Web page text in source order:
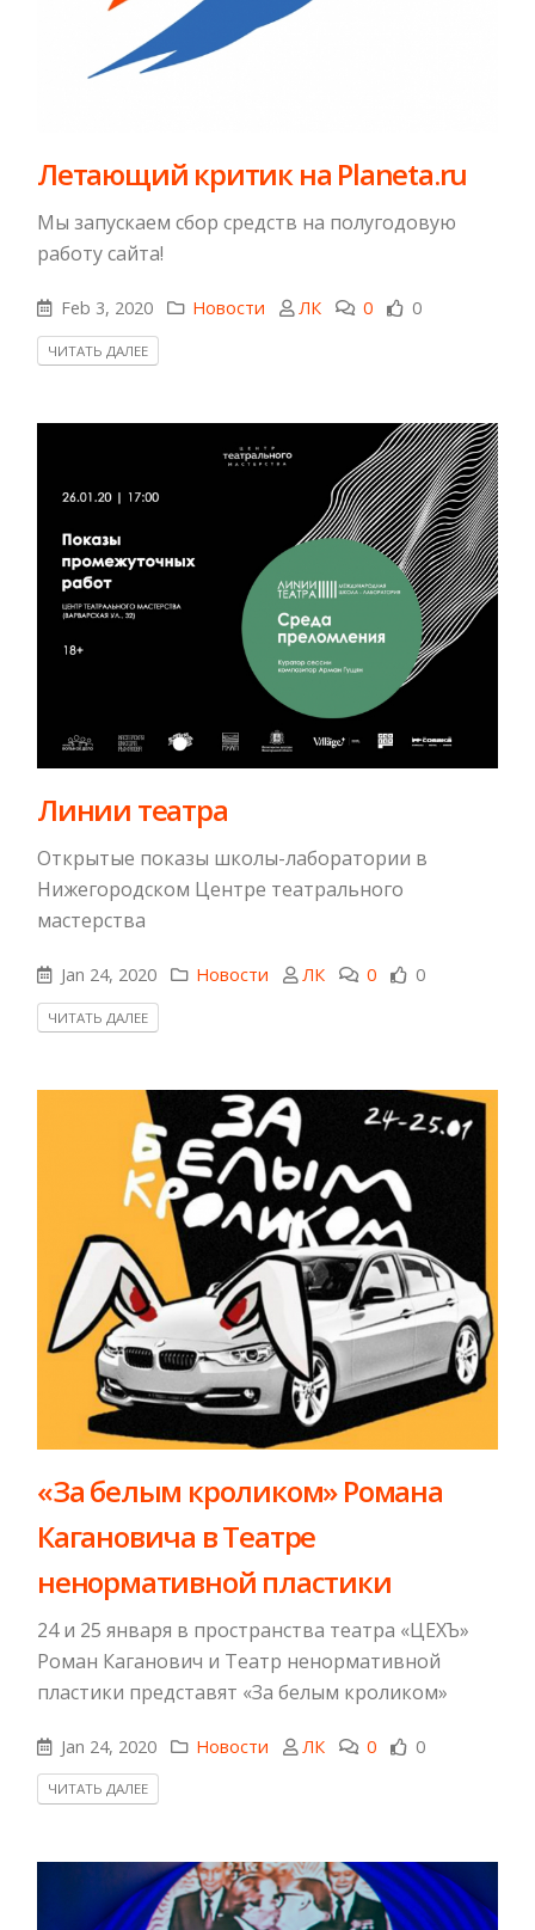
Летающий критик на Planeta.ru
Мы запускаем сбор средств на полугодовую
работу сайта!
Feb 3, 2020 Новости ЛК 0 0
ЧИТАТЬ ДАЛЕЕ
Линии театра
Открытые показы школы-лаборатории в
Нижегородском Центре театрального
мастерства
Jan 24, 2020 Новости ЛК 0 0
ЧИТАТЬ ДАЛЕЕ
​«За белым кроликом» Романа
Кагановича в Театре
ненормативной пластики
24 и 25 января в пространства театра «ЦЕХЪ»
Роман Каганович и Театр ненормативной
пластики представят «За белым кроликом»
Jan 24, 2020 Новости ЛК 0 0
ЧИТАТЬ ДАЛЕЕ